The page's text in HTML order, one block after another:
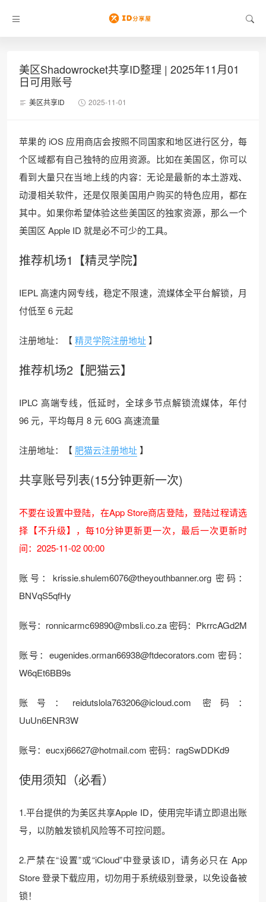
美区Shadowrocket共享ID整理 | 2025年11月01
日可用账号
美区共享ID 2025-11-01
苹果的 iOS 应用商店会按照不同国家和地区进行区分，每
个区域都有自己独特的应用资源。比如在美国区，你可以
看到大量只在当地上线的内容：无论是最新的本土游戏、
动漫相关软件，还是仅限美国用户购买的特色应用，都在
其中。如果你希望体验这些美国区的独家资源，那么一个
美国区 Apple ID 就是必不可少的工具。
推荐机场1【精灵学院】
IEPL 高速内网专线，稳定不限速，流媒体全平台解锁，月
付低至 6 元起
注册地址：【精灵学院注册地址】
推荐机场2【肥猫云】
IPLC 高端专线，低延时，全球多节点解锁流媒体，年付
96 元，平均每月 8 元 60G 高速流量
注册地址：【 肥猫云注册地址】
共享账号列表(15分钟更新一次)
不要在设置中登陆，在App Store商店登陆，登陆过程请选
择【不升级】，每10分钟更新更一次，最后一次更新时
间：2025-11-02 00:00
账号： krissie.shulem6076@theyouthbanner.org密码：
BNVqS5qfHy
账号： ronnicarmc69890@mbsli.co.za密码：PkrrcAGd2M
账号： eugenides.orman66938@ftdecorators.com 密码：
W6qEt6BB9s
账号： reidutslola763206@icloud.com 密码：
UuUn6ENR3W
账号： eucxj66627@hotmail.com 密码：ragSwDDKd9
使用须知（必看）
1.平台提供的为美区共享Apple ID，使用完毕请立即退出账
号，以防触发锁机风险等不可控问题。
2.严禁在“设置”或“iCloud”中登录该ID，请务必只在 App
Store 登录下载应用，切勿用于系统级别登录，以免设备被
锁！